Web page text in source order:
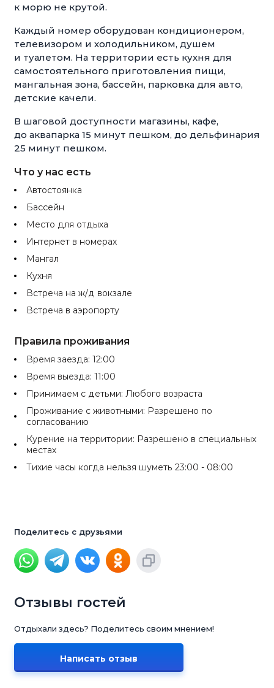
к морю не крутой.
Каждый номер оборудован кондиционером,
телевизором и холодильником, душем
и туалетом. На территории есть кухня для
самостоятельного приготовления пищи,
мангальная зона, бассейн, парковка для авто,
детские качели.
В шаговой доступности магазины, кафе,
до аквапарка 15 минут пешком, до дельфинария
25 минут пешком.
Что у нас есть
Автостоянка
Бассейн
Место для отдыха
Интернет в номерах
Мангал
Кухня
Встреча на ж/д вокзале
Встреча в аэропорту
Правила проживания
Время заезда: 12:00
Время выезда: 11:00
Принимаем с детьми: Любого возраста
Проживание с животными: Разрешено по
согласованию
Курение на территории: Разрешено в специальных
местах
Тихие часы когда нельзя шуметь 23:00 - 08:00
Поделитесь с друзьями
Отзывы гостей
Отдыхали здесь? Поделитесь своим мнением!
Написать отзыв